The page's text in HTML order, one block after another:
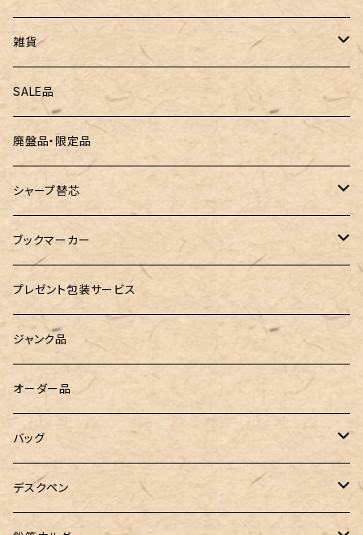
三菱鉛筆
ZEBRA（ゼブラ）
ROMEO（ロメオ）
こぶた工房
島田小割製材所
Ystudio（ワイスタジオ）
LOGステーショナリー
WATERMAN（ウォーターマン）
工房sokoharo（そこはろ）
専用リフィル
雑貨
黒板
跳び箱小物入れ
バランスゲーム（3種の木のおもちゃ）
どんぐりころころ（木のおもちゃ）
ラジオメーター
Tempo Drop（テンポドロップ）
グラスマーカー
バッグハンガー
SALE品
廃盤品・限定品
シャープ替芯
ぺんてる
廃盤品 Ain シュタイン 0.3
廃盤品 Ain シュタイン 0.2
ブックマーカー
ペーパーペン by if
プレゼント包装サービス
ジャンク品
オーダー品
バッグ
&Liebe(アンドリーベ)
デスクペン